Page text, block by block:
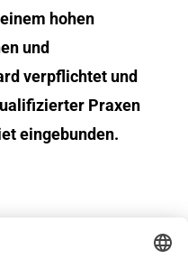
einem hohen
und
verpflichtet und
Praxen
eingebunden.